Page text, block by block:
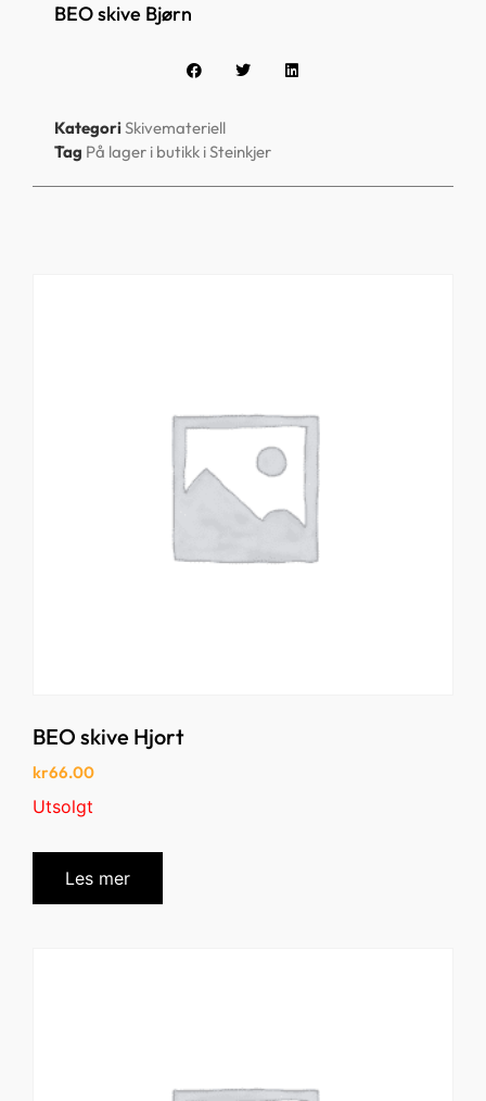
BEO skive Bjørn
KategoriSkivemateriell
Tag På lager i butikk i Steinkjer
BEO skive Hjort
kr66.00
Utsolgt
Les mer